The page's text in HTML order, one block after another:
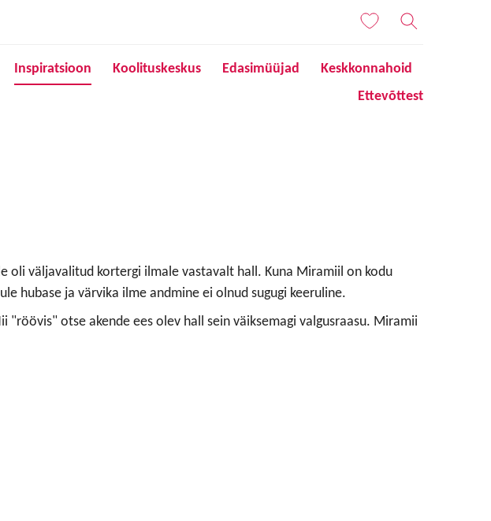
Inspiratsioon Koolituskeskus Edasimüüjad
Keskkonnahoid
Ettevõttest
oli väljavalitud kortergi ilmale vastavalt hall. Kuna Miramiil on kodu
hubase ja värvika ilme andmine ei olnud sugugi keeruline.
otse akende ees olev hall sein väiksemagi valgusraasu. Miramii